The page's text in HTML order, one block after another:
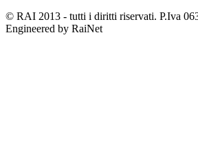
© RAI 2013 - tutti i diritti riservati. P.Iva
Engineered by RaiNet